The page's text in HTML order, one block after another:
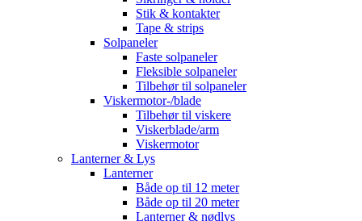
Stik & kontakter
Tape & strips
Solpaneler
Faste solpaneler
Fleksible solpaneler
Tilbehør til solpaneler
Viskermotor-/blade
Tilbehør til viskere
Viskerblade/arm
Viskermotor
Lanterner & Lys
Lanterner
Både op til 12 meter
Både op til 20 meter
Lanterner & nødlys